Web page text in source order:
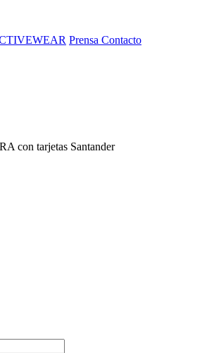
Prensa Contacto
con tarjetas Santander